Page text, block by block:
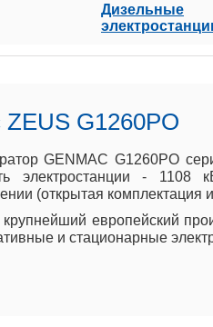
Дизельные
G1260PO
GENMAC G1260PO
электростанции -
(открытая комплектация
европейский
и стационарные